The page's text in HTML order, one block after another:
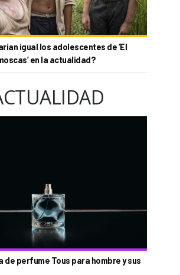
igual los adolescentes de ‘El
en la actualidad?
de perfume Tous para hombre y sus